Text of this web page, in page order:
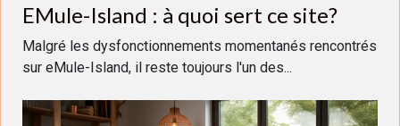
EMule-Island : à quoi sert ce site?
Malgré les dysfonctionnements momentanés rencontrés
sur eMule-Island, il reste toujours l'un des...